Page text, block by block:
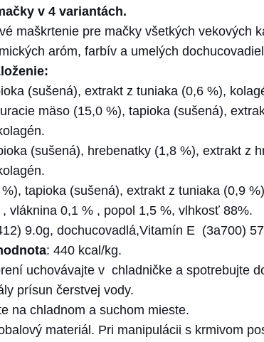
v 4 variantách.
maškrtenie pre mačky všetkých vekových
aróm, farbív a umelých
(sušená), extrakt z tuniaka (0,6 %),
mäso (15,0 %), tapioka (sušená),
(sušená), hrebenatky (1,8 %), extrakt z
tapioka (sušená), extrakt z tuniaka (0,9
vláknina 0,1 % , popol 1,5 %, vlhkosť 88%.
9.0g, dochucovadlá,Vitamín E (3a700)
: 440 kcal/kg.
uchovávajte v chladničke a spotrebujte
prísun čerstvej vody.
na chladnom a suchom mieste.
materiál. Pri manipulácii s krmivom